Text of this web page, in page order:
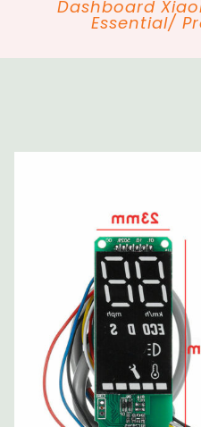
Dashboard
Essential/